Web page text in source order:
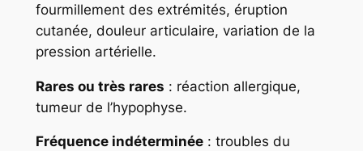
fourmillement des extrémités, éruption
cutanée, douleur articulaire, variation de la
pression artérielle.
Rares ou très rares : réaction allergique,
tumeur de l’hypophyse.
Fréquence indéterminée: troubles du